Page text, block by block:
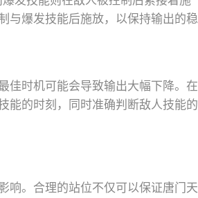
与爆发技能后施放，以保持输出的稳
佳时机可能会导致输出大幅下降。在
能的时刻，同时准确判断敌人技能的
响。合理的站位不仅可以保证唐门天